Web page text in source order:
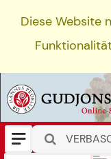
Diese Website